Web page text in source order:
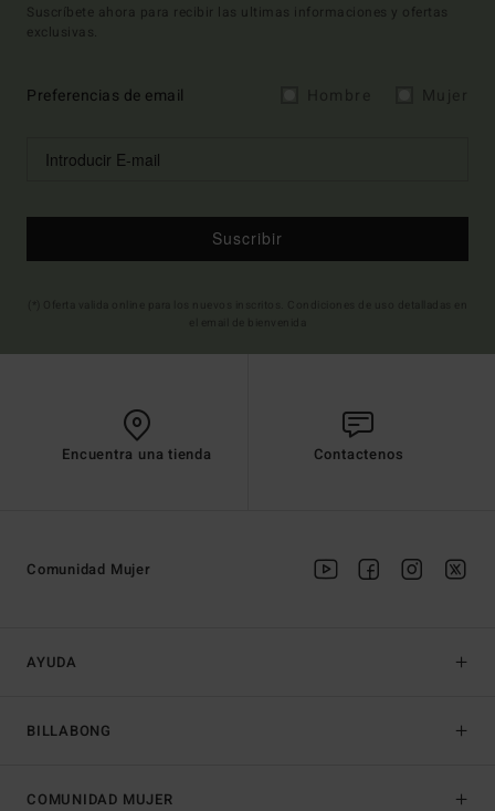
Suscríbete ahora para recibir las ultimas informaciones y ofertas
exclusivas.
Preferencias de email
Suscribir
Encuentra una tienda Contactenos
AYUDA
BILLABONG
Comunidad Mujer
COMUNIDAD MUJER